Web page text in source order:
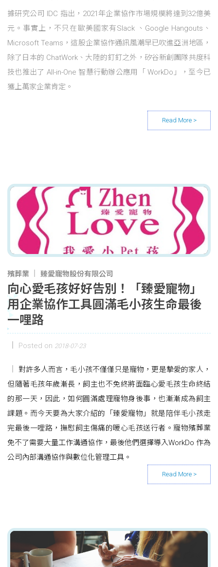
據研究公司 IDC 指出，2021年企業協作市場規模將達到32億美
元。事實上，不只在歐美國家有Slack 、Google Hangouts、
Microsoft Teams，這股企業協作通訊風潮早已吹進亞洲地區，
除了日本的 ChatWork、大陸的釘釘之外，矽谷新創團隊共度科
技也推出了 All-in-One 智慧行動辦公應用「 WorkDo」，至今已
獲上萬家企業肯定。
殯葬業 臻愛寵物股份有限公司
向心愛毛孩好好告別！「臻愛寵物」
用企業協作工具圓滿毛小孩生命最後
一哩路
Posted on 2018-07-23
對許多人而言，毛小孩不僅僅只是寵物，更是摯愛的家人，
但隨著毛孩年歲漸長，飼主也不免終將面臨心愛毛孩生命終結
的那一天，因此，如何圓滿處理寵物身後事，也漸漸成為飼主
課題。而今天要為大家介紹的「臻愛寵物」就是陪伴毛小孩走
完最後一哩路，撫慰飼主傷痛的暖心毛孩送行者。寵物殯葬業
免不了需要大量工作溝通協作，最後他們選擇導入WorkDo 作為
公司內部溝通協作與數位化管理工具。